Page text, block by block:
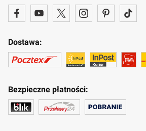
Dostawa:
Bezpieczne płatności: